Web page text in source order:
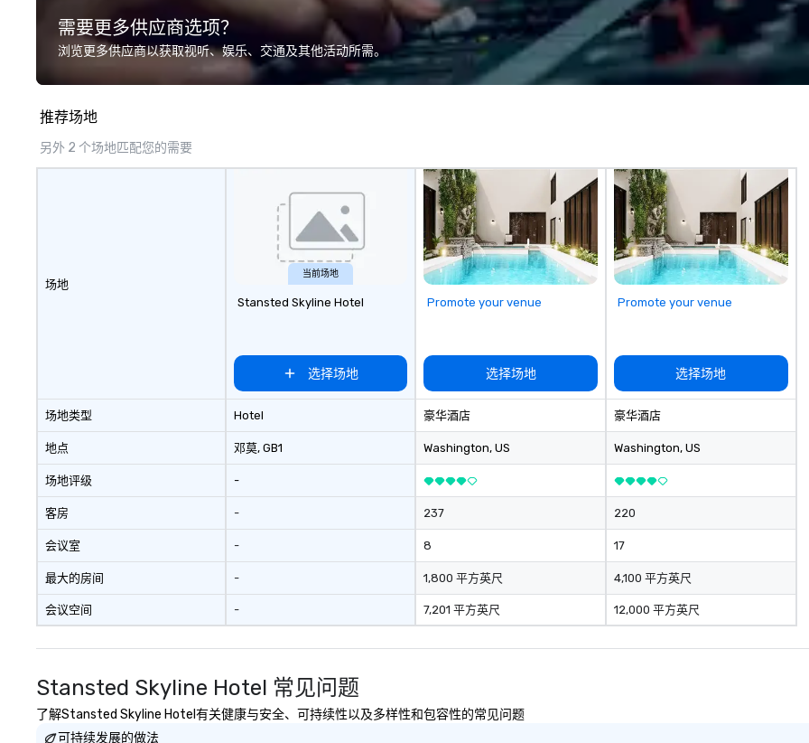
programming, and outdoor group
activities, all built to fit
incentives, retreats, and
can be indoor, outdoor, on-
property, or city-based.
world. We’re proud to be
entertainment, and customer
experience.
and use of modern technology like
GPS tracking to deliver reliable,
comfortable travel experiences.
We also specialize in hotel room
blockings at special rates, as we
需要更多供应商选项？
浏览更多供应商以获取视听、娱乐、交通及其他活动所需。
推荐场地
另外 2 个场地匹配您的需要
场地
场地类型
地点
场地评级
客房
会议室
最大的房间
会议空间
当前场地
Stansted Skyline Hotel
选择场地
Hotel
邓莫, GB1
-
-
-
-
-
Promote your venue
选择场地
豪华酒店
Washington, US
237
8
1,800 平方英尺
7,201 平方英尺
Promote your venue
选择场地
豪华酒店
Washington, US
220
17
4,100 平方英尺
12,000 平方英尺
Stansted Skyline Hotel 常见问题
了解Stansted Skyline Hotel有关健康与安全、可持续性以及多样性和包容性的常见问题
可持续发展的做法